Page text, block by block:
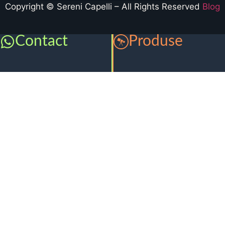
Copyright © Sereni Capelli – All Rights Reserved Blog
Contact Produse